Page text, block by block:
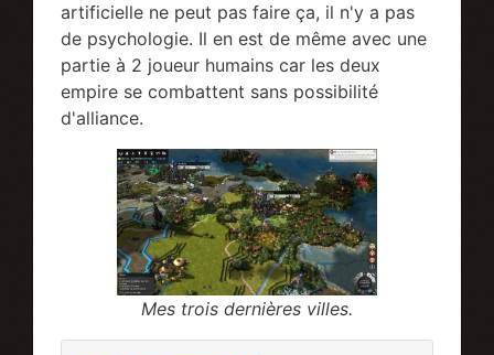
artificielle ne peut pas faire ça, il n'y a pas
de psychologie. Il en est de même avec une
partie à 2 joueur humains car les deux
empire se combattent sans possibilité
d'alliance.
Mes trois dernières villes.